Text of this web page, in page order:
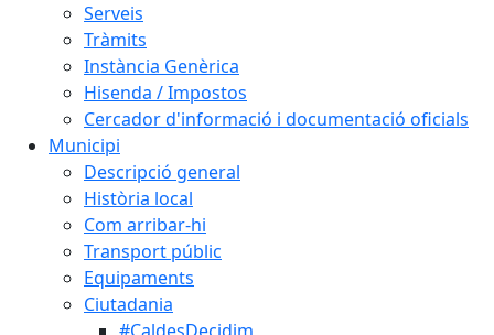
Serveis
Tràmits
Instància Genèrica
Hisenda / Impostos
Cercador d'informació i documentació oficials
Municipi
Descripció general
Història local
Com arribar-hi
Transport públic
Equipaments
Ciutadania